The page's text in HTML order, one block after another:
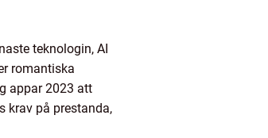
teknologin, AI
romantiska
appar 2023 att
krav på prestanda,